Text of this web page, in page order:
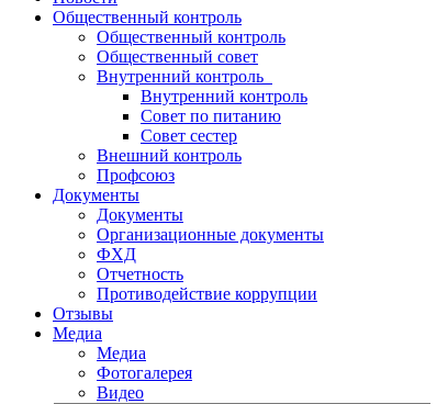
Общественный контроль
Общественный контроль
Общественный совет
Внутренний контроль
Внутренний контроль
Совет по питанию
Совет сестер
Внешний контроль
Профсоюз
Документы
Документы
Организационные документы
ФХД
Отчетность
Противодействие коррупции
Отзывы
Медиа
Медиа
Фотогалерея
Видео